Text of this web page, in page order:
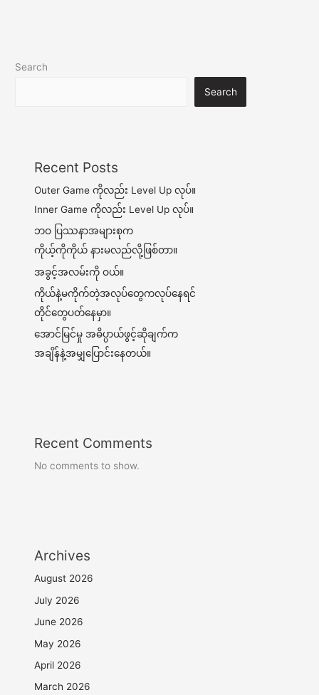
Search
Search
Recent Posts
Outer Game ကိုလည်း Level Up လုပ်။
Inner Game ကိုလည်း Level Up လုပ်။
ဘဝ ပြဿနာအများစုက
ကိုယ့်ကိုကိုယ် နားမလည်လို့ဖြစ်တာ။
အခွင့်အလမ်းကို ဝယ်။
ကိုယ်နဲ့မကိုက်တဲ့အလုပ်တွေကလုပ်နေရင်
တိုင်တွေပတ်နေမှာ။
အောင်မြင်မှု အဓိပ္ပာယ်ဖွင့်ဆိုချက်က
အချိန်နဲ့အမျှပြောင်းနေတယ်။
Recent Comments
No comments to show.
Archives
August 2026
July 2026
June 2026
May 2026
April 2026
March 2026